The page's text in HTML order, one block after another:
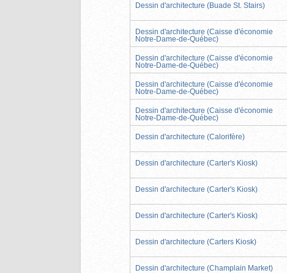
Dessin d'architecture (Buade St. Stairs)
Dessin d'architecture (Caisse d'économie
Notre-Dame-de-Québec)
Dessin d'architecture (Caisse d'économie
Notre-Dame-de-Québec)
Dessin d'architecture (Caisse d'économie
Notre-Dame-de-Québec)
Dessin d'architecture (Caisse d'économie
Notre-Dame-de-Québec)
Dessin d'architecture (Calorifère)
Dessin d'architecture (Carter's Kiosk)
Dessin d'architecture (Carter's Kiosk)
Dessin d'architecture (Carter's Kiosk)
Dessin d'architecture (Carters Kiosk)
Dessin d'architecture (Champlain Market)